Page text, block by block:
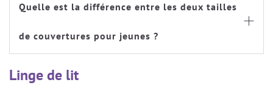
Quelle est la différence entre les deux tailles
de couvertures pour jeunes ?

Linge de lit